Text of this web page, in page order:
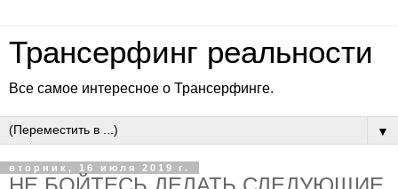
Трансерфинг реальности
Все самое интересное о Трансерфинге.
▼
вторник, 16 июля 2019 г.